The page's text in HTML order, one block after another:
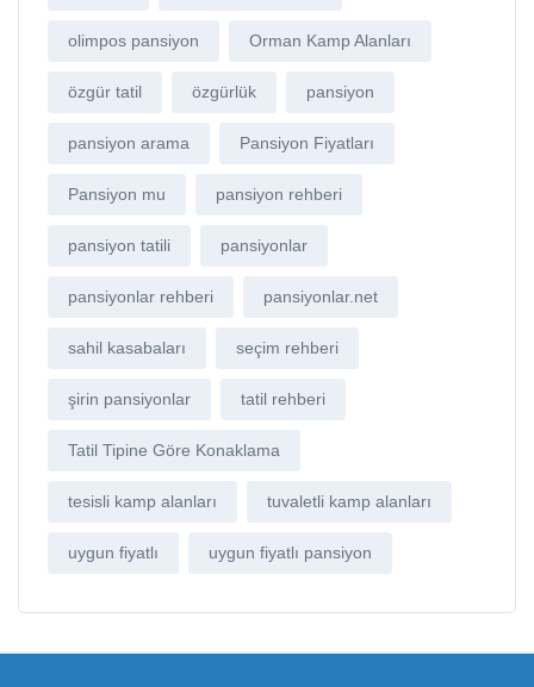
olimpos pansiyon Orman Kamp Alanları
özgür tatil özgürlük pansiyon
pansiyon arama Pansiyon Fiyatları
Pansiyon mu pansiyon rehberi
pansiyon tatili pansiyonlar
pansiyonlar rehberi pansiyonlar.net
sahil kasabaları seçim rehberi
şirin pansiyonlar tatil rehberi
Tatil Tipine Göre Konaklama
tesisli kamp alanları tuvaletli kamp alanları
uygun fiyatlı uygun fiyatlı pansiyon